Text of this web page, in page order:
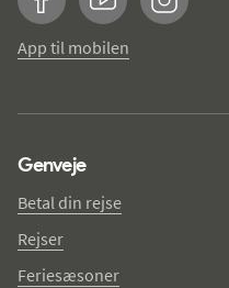
FacebookYouTubeInstagram
App til mobilen
Genveje
Betal din rejse
Rejser
Feriesæsoner